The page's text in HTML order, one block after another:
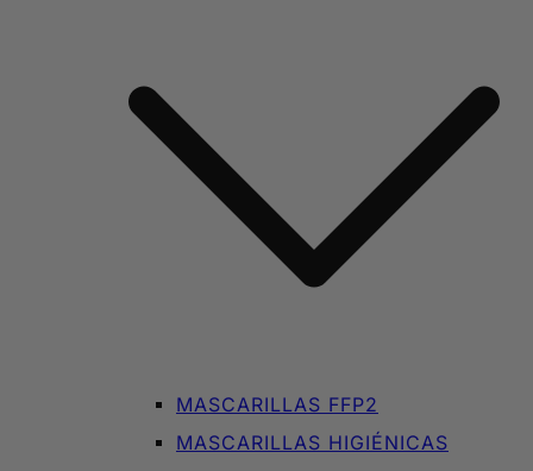
MASCARILLAS FFP2
MASCARILLAS HIGIÉNICAS